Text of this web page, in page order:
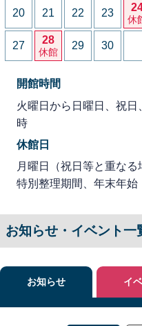
20 21 22 23
休
27 28
休館
29 30
開館時間
火曜日から日曜日、祝
時
休館日
月曜日（祝日等と重なる
特別整理期間、年末年始
お知らせ・イベント一
お知らせ イ